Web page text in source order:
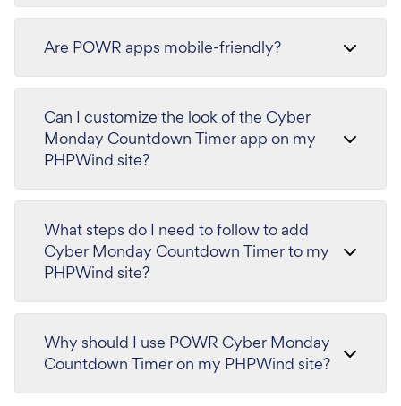
Are POWR apps mobile-friendly?
Can I customize the look of the Cyber
Monday Countdown Timer app on my
PHPWind site?
What steps do I need to follow to add
Cyber Monday Countdown Timer to my
PHPWind site?
Why should I use POWR Cyber Monday
Countdown Timer on my PHPWind site?